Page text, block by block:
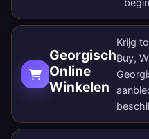
Georgisch
Online
Winkelen
Krijg
Buy,